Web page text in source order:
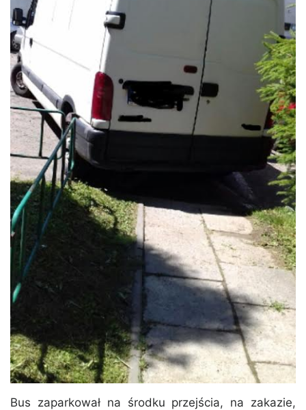
Bus zaparkował na środku przejścia, na zakazie,